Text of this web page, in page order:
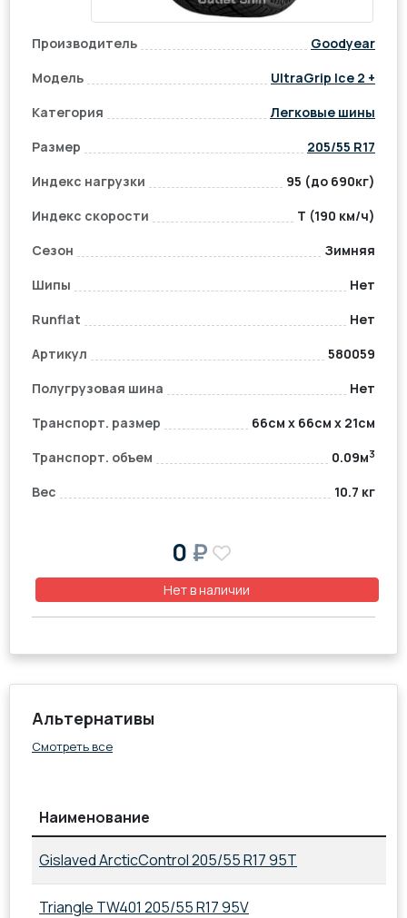
Производитель
Goodyear
Модель
UltraGrip Ice 2 +
Категория
Легковые шины
Размер
205/55 R17
Индекс нагрузки
95 (до 690кг)
Индекс скорости
T (190 км/ч)
Сезон
Зимняя
Шипы
Нет
Runflat
Нет
Артикул
580059
Полугрузовая шина
Нет
Транспорт. размер
66см x 66см x 21см
Транспорт. объем
0.09м3
Вес 10.7 кг
0₽
Нет в наличии
Альтернативы
Смотреть все
Наименование
Gislaved ArcticControl 205/55 R17 95T
Triangle TW401 205/55 R17 95V